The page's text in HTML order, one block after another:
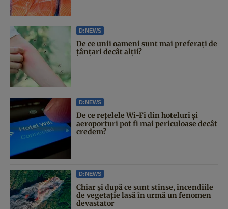
D:NEWS
De ce unii oameni sunt mai preferați de
țânțari decât alții?
D:NEWS
De ce rețelele Wi-Fi din hoteluri și
aeroporturi pot fi mai periculoase decât
credem?
D:NEWS
Chiar și după ce sunt stinse, incendiile
de vegetație lasă în urmă un fenomen
devastator